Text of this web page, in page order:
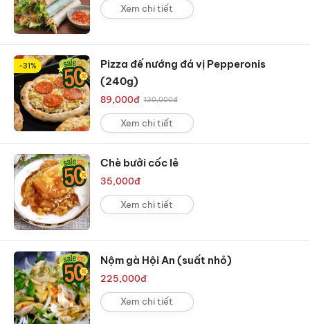
Xem chi tiết
-31%
Pizza đế nướng đá vị Pepperonis
(240g)
89,000đ 130,000đ
Xem chi tiết
Chè bưởi cốc lẻ
35,000đ
Xem chi tiết
Nộm gà Hội An (suất nhỏ)
225,000đ
Xem chi tiết